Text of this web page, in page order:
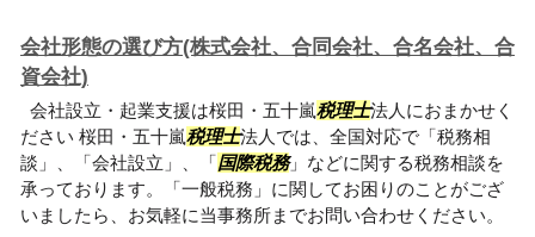
会社形態の選び方(株式会社、合同会社、合名会社、合
資会社)
会社設立・起業支援は桜田・五十嵐税理士法人におまかせく
ださい 桜田・五十嵐税理士法人では、全国対応で「税務相
談」、「会社設立」、「国際税務」などに関する税務相談を
承っております。「一般税務」に関してお困りのことがござ
いましたら、お気軽に当事務所までお問い合わせください。